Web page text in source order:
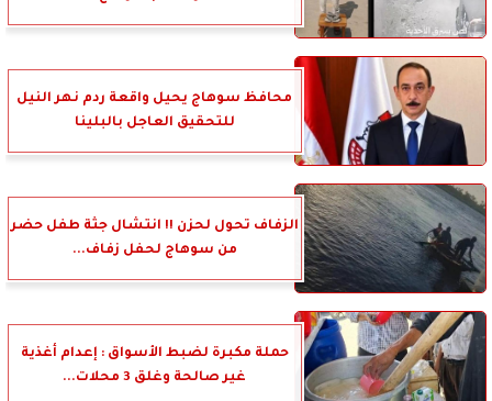
محافظ سوهاج يحيل واقعة ردم نهر النيل
للتحقيق العاجل بالبلينا
الزفاف تحول لحزن !! انتشال جثة طفل حضر
من سوهاج لحفل زفاف...
حملة مكبرة لضبط الأسواق : إعدام أغذية
غير صالحة وغلق 3 محلات...